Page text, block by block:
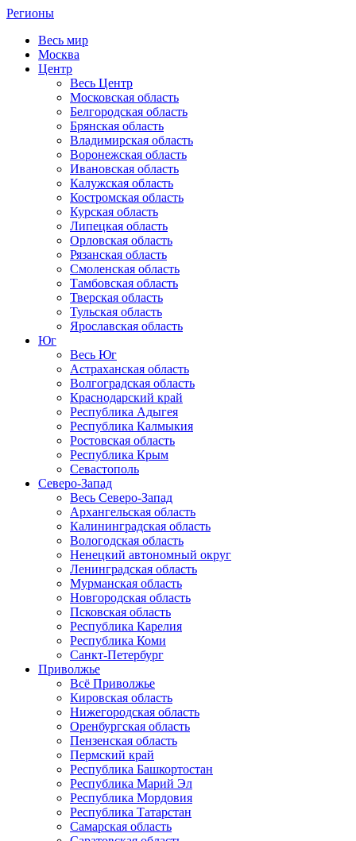
Регионы
Весь мир
Москва
Центр
Весь Центр
Московская область
Белгородская область
Брянская область
Владимирская область
Воронежская область
Ивановская область
Калужская область
Костромская область
Курская область
Липецкая область
Орловская область
Рязанская область
Смоленская область
Тамбовская область
Тверская область
Тульская область
Ярославская область
Юг
Весь Юг
Астраханская область
Волгоградская область
Краснодарский край
Республика Адыгея
Республика Калмыкия
Ростовская область
Республика Крым
Севастополь
Северо-Запад
Весь Северо-Запад
Архангельская область
Калининградская область
Вологодская область
Ненецкий автономный округ
Ленинградская область
Мурманская область
Новгородская область
Псковская область
Республика Карелия
Республика Коми
Санкт-Петербург
Приволжье
Всё Приволжье
Кировская область
Нижегородская область
Оренбургская область
Пензенская область
Пермский край
Республика Башкортостан
Республика Марий Эл
Республика Мордовия
Республика Татарстан
Самарская область